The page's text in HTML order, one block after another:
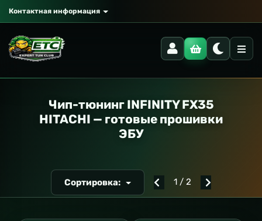
Контактная информация
Чип-тюнинг INFINITY FX35
HITACHI — готовые прошивки
ЭБУ
Сортировка: 1 / 2